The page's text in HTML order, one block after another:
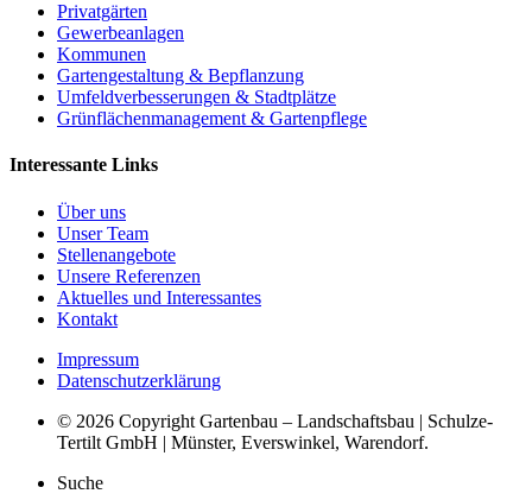
Privatgärten
Gewerbeanlagen
Kommunen
Gartengestaltung & Bepflanzung
Umfeldverbesserungen & Stadtplätze
Grünflächenmanagement & Gartenpflege
Interessante Links
Über uns
Unser Team
Stellenangebote
Unsere Referenzen
Aktuelles und Interessantes
Kontakt
Impressum
Datenschutzerklärung
© 2026 Copyright Gartenbau – Landschaftsbau | Schulze-
Tertilt GmbH | Münster, Everswinkel, Warendorf.
Suche